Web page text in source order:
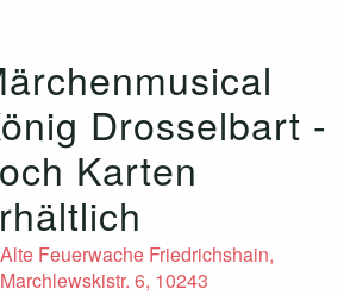
Drosselbart -
Karten
Alte Feuerwache Friedrichshain,
Marchlewskistr. 6, 10243